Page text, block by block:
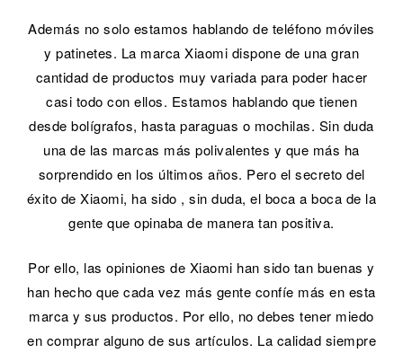
Además no solo estamos hablando de teléfono móviles
y patinetes. La marca Xiaomi dispone de una gran
cantidad de productos muy variada para poder hacer
casi todo con ellos. Estamos hablando que tienen
desde bolígrafos, hasta paraguas o mochilas. Sin duda
una de las marcas más polivalentes y que más ha
sorprendido en los últimos años. Pero el secreto del
éxito de Xiaomi, ha sido , sin duda, el boca a boca de la
gente que opinaba de manera tan positiva.
Por ello, las opiniones de Xiaomi han sido tan buenas y
han hecho que cada vez más gente confíe más en esta
marca y sus productos. Por ello, no debes tener miedo
en comprar alguno de sus artículos. La calidad siempre